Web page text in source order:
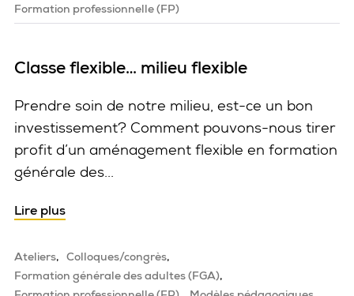
Formation professionnelle (FP)
Classe flexible… milieu flexible
Prendre soin de notre milieu, est-ce un bon
investissement? Comment pouvons-nous tirer
profit d’un aménagement flexible en formation
générale des...
Lire plus
Ateliers
Colloques/congrès
Formation générale des adultes (FGA)